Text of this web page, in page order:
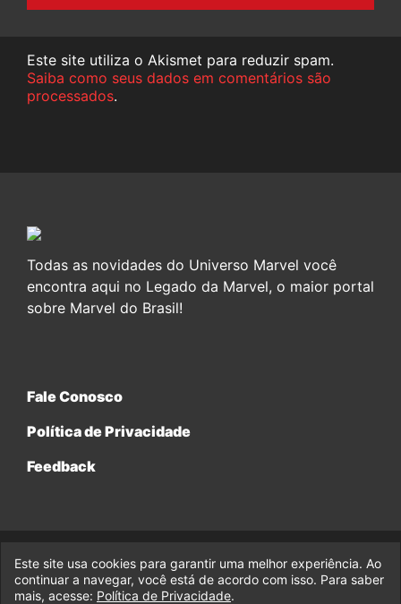
Este site utiliza o Akismet para reduzir spam.
Saiba como seus dados em comentários são
processados.
Todas as novidades do Universo Marvel você
encontra aqui no Legado da Marvel, o maior portal
sobre Marvel do Brasil!
Fale Conosco
Política de Privacidade
Feedback
© 2017-2026 Legado da Marvel, uma empresa da Legado
Enterprises.
Este site usa cookies para garantir uma melhor experiência. Ao
continuar a navegar, você está de acordo com isso. Para saber
mais, acesse: Política de Privacidade.